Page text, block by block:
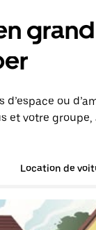
d’espace ou
et votre
Location de